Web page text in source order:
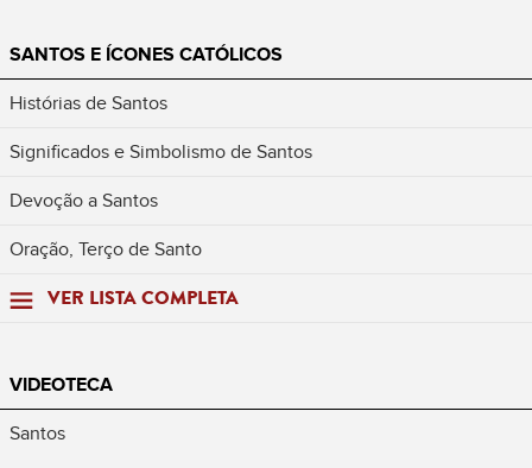
SANTOS E ÍCONES CATÓLICOS
Histórias de Santos
Significados e Simbolismo de Santos
Devoção a Santos
Oração, Terço de Santo
VER LISTA COMPLETA
VIDEOTECA
Santos